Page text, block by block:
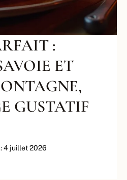
:
ET
GUSTATIF
4 juillet 2026